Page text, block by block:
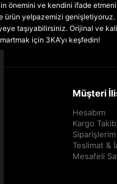
önemini ve kendini ifade
yelpazemizi
taşıyabilirsiniz. Orijinal ve
için 3KA’yı keşfedin!
Müşteri
Hesabım
Kargo Takibi
Siparişlerim
Teslimat &
Mesafeli